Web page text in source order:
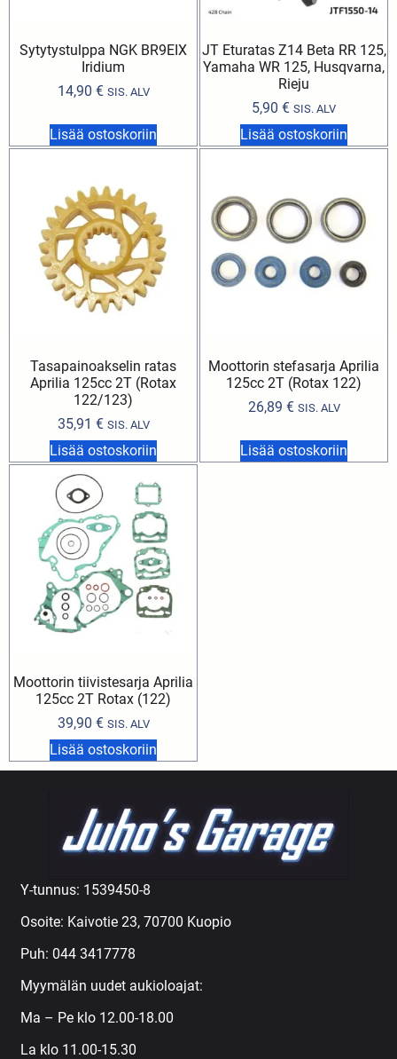
Sytytystulppa NGK BR9EIX
Iridium
14,90 € SIS. ALV
Lisää ostoskoriin
JT Eturatas Z14 Beta RR 125,
Yamaha WR 125, Husqvarna,
Rieju
5,90 € SIS. ALV
Lisää ostoskoriin
Tasapainoakselin ratas
Aprilia 125cc 2T (Rotax
122/123)
35,91 € SIS. ALV
Lisää ostoskoriin
Moottorin stefasarja Aprilia
125cc 2T (Rotax 122)
26,89 € SIS. ALV
Lisää ostoskoriin
Moottorin tiivistesarja Aprilia
125cc 2T Rotax (122)
39,90 € SIS. ALV
Lisää ostoskoriin
Y-tunnus: 1539450-8
Osoite: Kaivotie 23, 70700 Kuopio
Puh: 044 3417778
Myymälän uudet aukioloajat:
Ma – Pe klo 12.00-18.00
La klo 11.00-15.30